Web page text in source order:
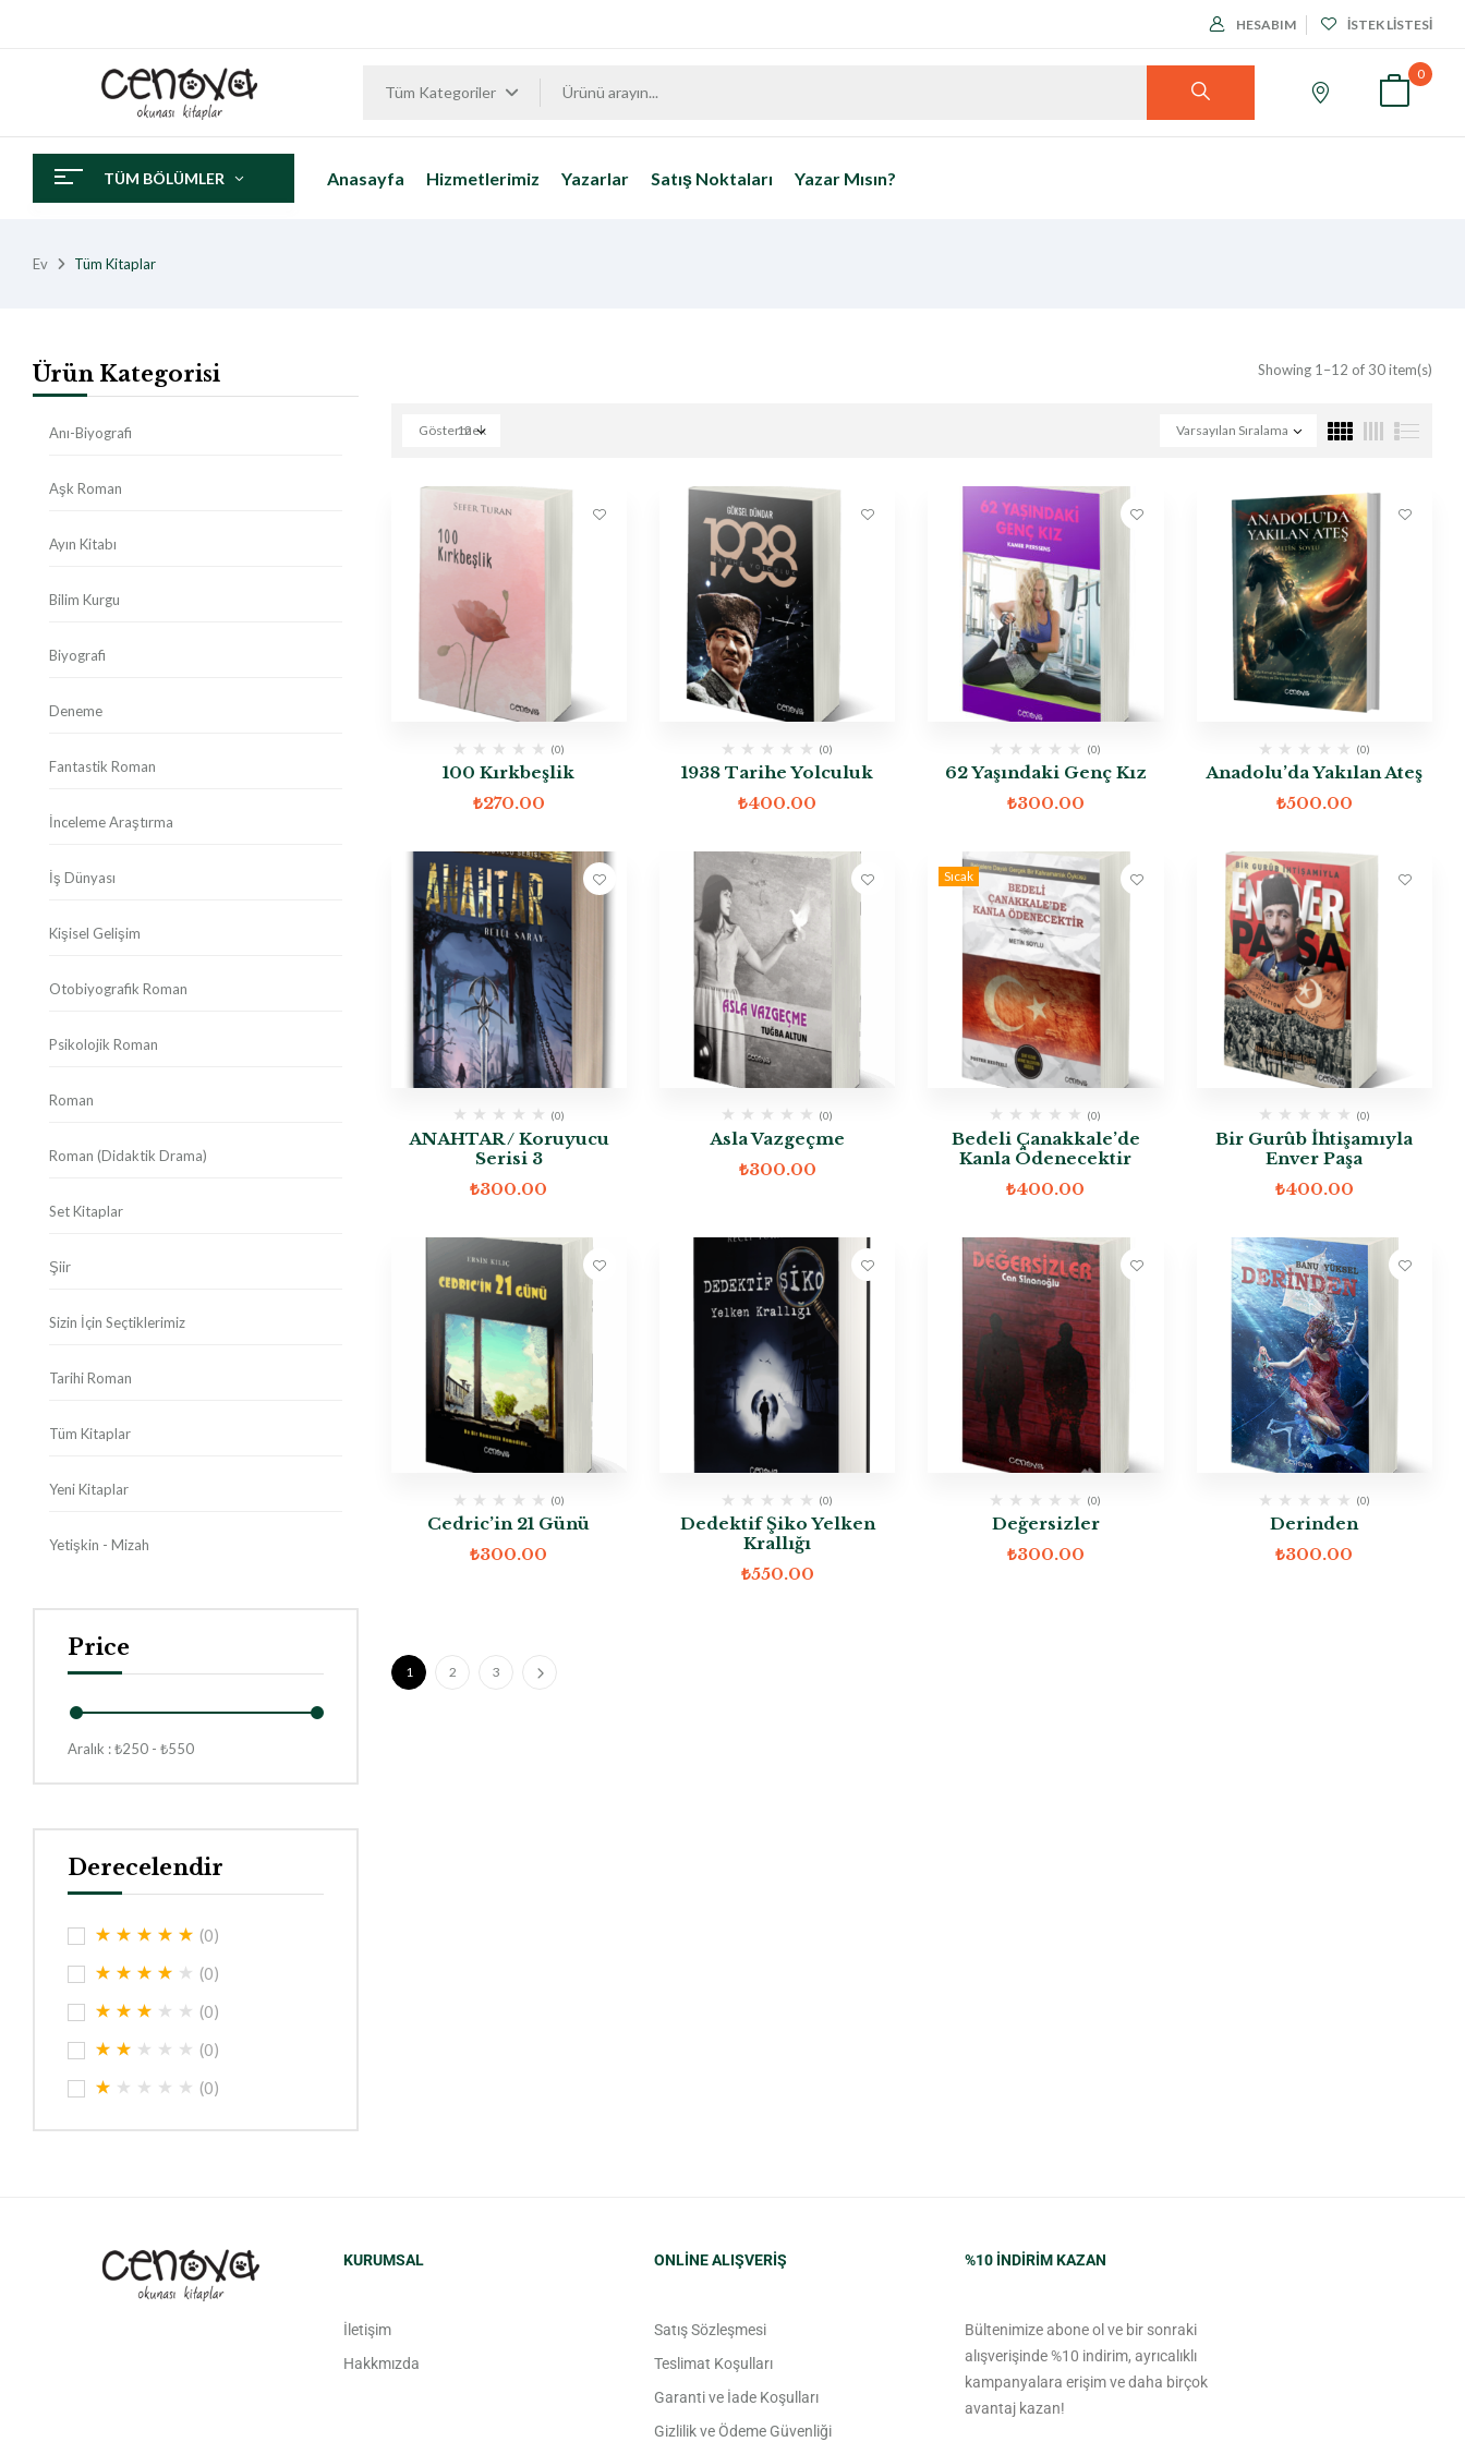
HESABIM İSTEK LISTESI
Tüm Kategoriler
0
TÜM BÖLÜMLER Anasayfa Hizmetlerimiz Yazarlar Satış Noktaları Yazar Mısın?
Ev Tüm Kitaplar
Ürün Kategorisi
Anı-Biyografi
Aşk Roman
Ayın Kitabı
Bilim Kurgu
Biyografi
Deneme
Fantastik Roman
İnceleme Araştırma
İş Dünyası
Kişisel Gelişim
Otobiyografik Roman
Psikolojik Roman
Roman
Roman (Didaktik Drama)
Set Kitaplar
Şiir
Sizin İçin Seçtiklerimiz
Tarihi Roman
Tüm Kitaplar
Yeni Kitaplar
Yetişkin - Mizah
Price
Aralık :₺250 - ₺550
Derecelendir
(0)
(0)
(0)
(0)
(0)
Showing 1–12 of 30 item(s)
Varsayılan Sıralama
Göstermek
12
(0)
100 Kırkbeşlik
₺270.00
(0)
1938 Tarihe Yolculuk
₺400.00
(0)
62 Yaşındaki Genç Kız
₺300.00
(0)
Anadolu’da Yakılan Ateş
₺500.00
(0)
ANAHTAR / Koruyucu
Serisi 3
₺300.00
(0)
Asla Vazgeçme
₺300.00
Sıcak
(0)
Bedeli Çanakkale’de
Kanla Ödenecektir
₺400.00
(0)
Bir Gurûb İhtişamıyla
Enver Paşa
₺400.00
(0)
Cedric’in 21 Günü
₺300.00
(0)
Dedektif Şiko Yelken
Krallığı
₺550.00
(0)
Değersizler
₺300.00
(0)
Derinden
₺300.00
1 2 3
KURUMSAL
İletişim
Hakkmızda
ONLINE ALIŞVERIŞ
Satış Sözleşmesi
Teslimat Koşulları
Garanti ve İade Koşulları
Gizlilik ve Ödeme Güvenliği
%10 INDIRIM KAZAN
Bültenimize abone ol ve bir sonraki
alışverişinde %10 indirim, ayrıcalıklı
kampanyalara erişim ve daha birçok
avantaj kazan!